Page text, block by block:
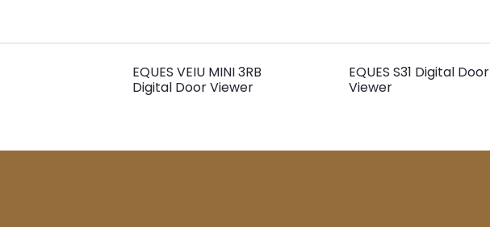
EQUES VEIU MINI 3RB
Digital Door Viewer
EQUES S31 Digital Door
Viewer